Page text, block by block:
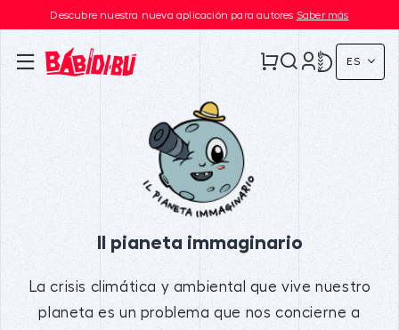
Descubre nuestra nueva aplicación para autores Saber más
ES
Il pianeta immaginario
La crisis climática y ambiental que vive nuestro
planeta es un problema que nos concierne a